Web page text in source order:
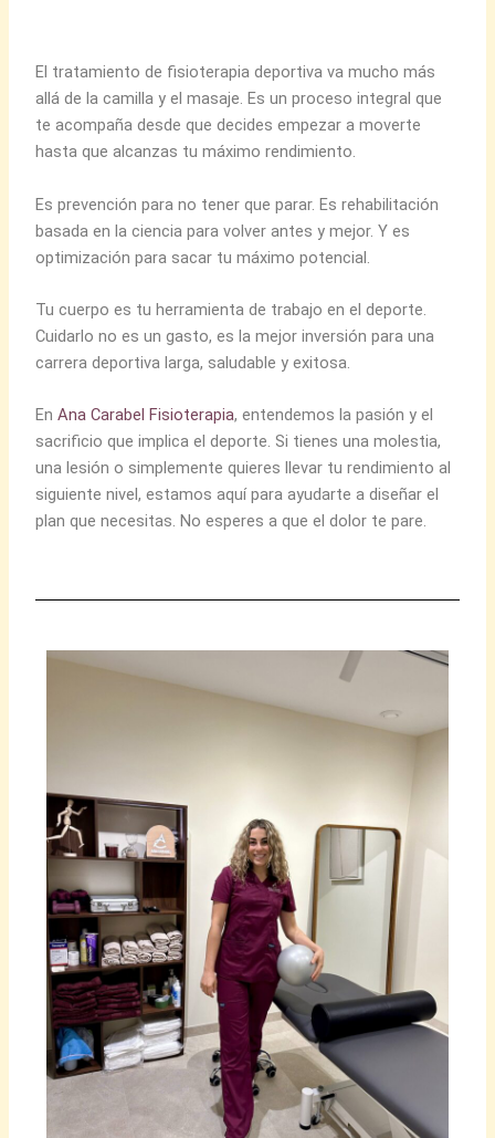
El tratamiento de fisioterapia deportiva va mucho más
allá de la camilla y el masaje. Es un proceso integral que
te acompaña desde que decides empezar a moverte
hasta que alcanzas tu máximo rendimiento.
Es prevención para no tener que parar. Es rehabilitación
basada en la ciencia para volver antes y mejor. Y es
optimización para sacar tu máximo potencial.
Tu cuerpo es tu herramienta de trabajo en el deporte.
Cuidarlo no es un gasto, es la mejor inversión para una
carrera deportiva larga, saludable y exitosa.
EnAna Carabel Fisioterapia, entendemos la pasión y el
sacrificio que implica el deporte. Si tienes una molestia,
una lesión o simplemente quieres llevar tu rendimiento al
siguiente nivel, estamos aquí para ayudarte a diseñar el
plan que necesitas. No esperes a que el dolor te pare.